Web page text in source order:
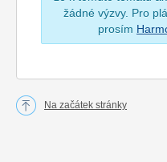
žádné výzvy. Pro
prosím
Na začátek stránky